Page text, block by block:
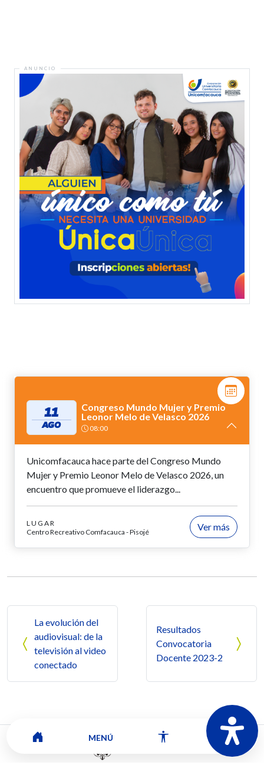
11
AGO
Congreso Mundo Mujer y Premio
Leonor Melo de Velasco 2026
08:00
Unicomfacauca hace parte del Congreso Mundo
Mujer y Premio Leonor Melo de Velasco 2026, un
encuentro que promueve el liderazgo...
LUGAR
Centro Recreativo Comfacauca - Pisojé
Ver más
La evolución del
audiovisual: de la
televisión al video
conectado
Resultados
Convocatoria
Docente 2023-2
MENÚ